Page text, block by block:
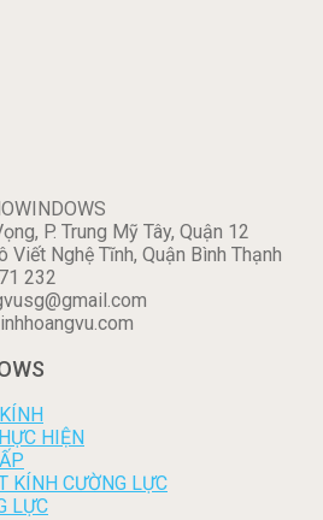
P. Trung Mỹ Tây, Quận 12
Nghệ Tĩnh, Quận Bình Thạnh
232
HIỆN
KÍNH CƯỜNG LỰC
LỰC